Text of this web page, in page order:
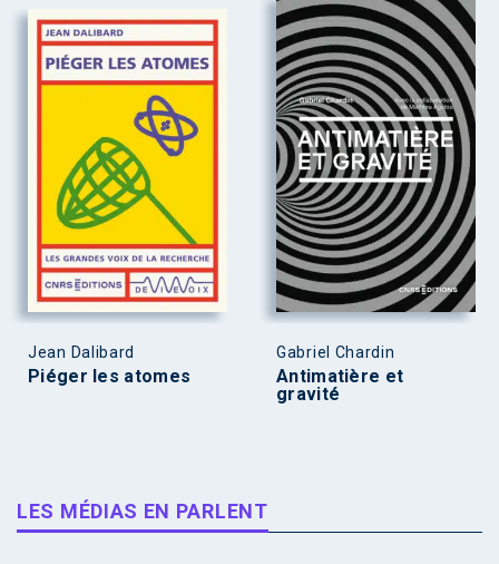
Jean Dalibard
Piéger les atomes
Gabriel Chardin
Antimatière et
gravité
LES MÉDIAS EN PARLENT